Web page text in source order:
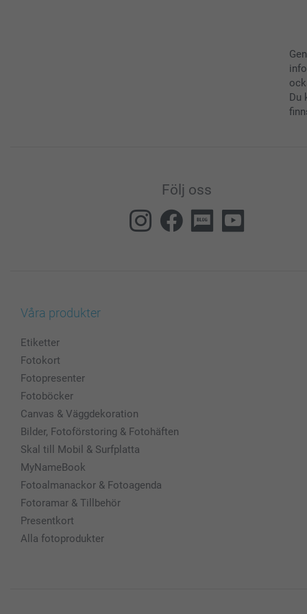
Du
Följ oss
Våra produkter
Etiketter
Fotokort
Fotopresenter
Fotoböcker
Canvas & Väggdekoration
Bilder, Fotoförstoring & Fotohäften
Skal till Mobil & Surfplatta
MyNameBook
Fotoalmanackor & Fotoagenda
Fotoramar & Tillbehör
Presentkort
Alla fotoprodukter